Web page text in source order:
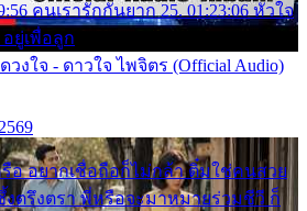
คนเรารักกันยาก 25. 01:23:06 หัวใจ
อยู่เพื่อลูก
วงใจ - ดาวใจ ไพจิตร (Official Audio)
อ อยากเชื่อถือก็ไม่กล้า ติ๋มใช่คนสวย
งตรึงตรา พี่หรือจะมาหมายร่วมชีวี ก็